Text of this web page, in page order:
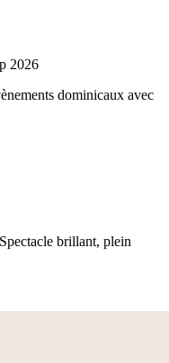
2026
dominicaux avec
brillant, plein